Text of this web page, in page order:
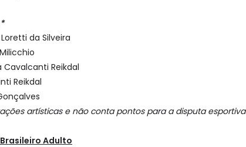
da Silveira
Cavalcanti Reikdal
Reikdal
artísticas e não conta pontos para a disputa esportiva
Adulto